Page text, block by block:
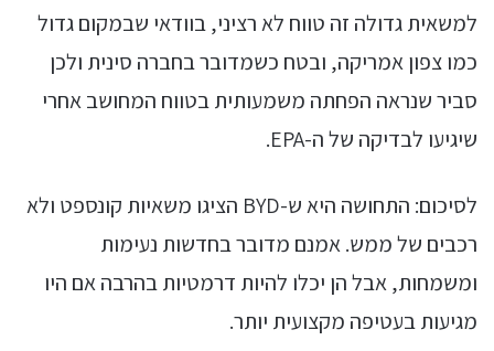
למשאית גדולה זה טווח לא רציני, בוודאי שבמקום גדול
כמו צפון אמריקה, ובטח כשמדובר בחברה סינית ולכן
סביר שנראה הפחתה משמעותית בטווח המחושב אחרי
שיגיעו לבדיקה של ה-EPA.
לסיכום: התחושה היא ש-BYD הציגו משאיות קונספט ולא
רכבים של ממש. אמנם מדובר בחדשות נעימות
ומשמחות, אבל הן יכלו להיות דרמטיות בהרבה אם היו
מגיעות בעטיפה מקצועית יותר.